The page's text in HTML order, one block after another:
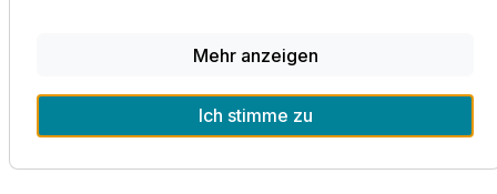
Ob romantischer Urlaub zu zweit, Familienferien oder ein
entspannter Wellness-Trip – das Park Hotel Marinetta
vereint mediterranes Flair, gehobenen Komfort und eine
Mehr anzeigen
Ich stimme zu